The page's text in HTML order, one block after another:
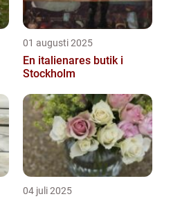
01 augusti 2025
En italienares butik i
Stockholm
04 juli 2025